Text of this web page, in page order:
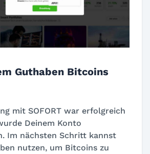
Guthaben Bitcoins
mit SOFORT war erfolgreich
Deinem Konto
Im nächsten Schritt kannst
nutzen, um Bitcoins zu